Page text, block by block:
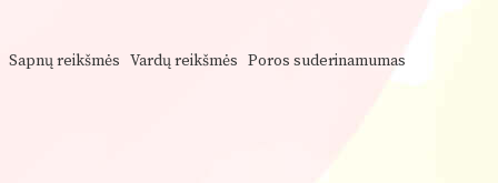
Sapnų reikšmės Vardų reikšmės Poros suderinamumas